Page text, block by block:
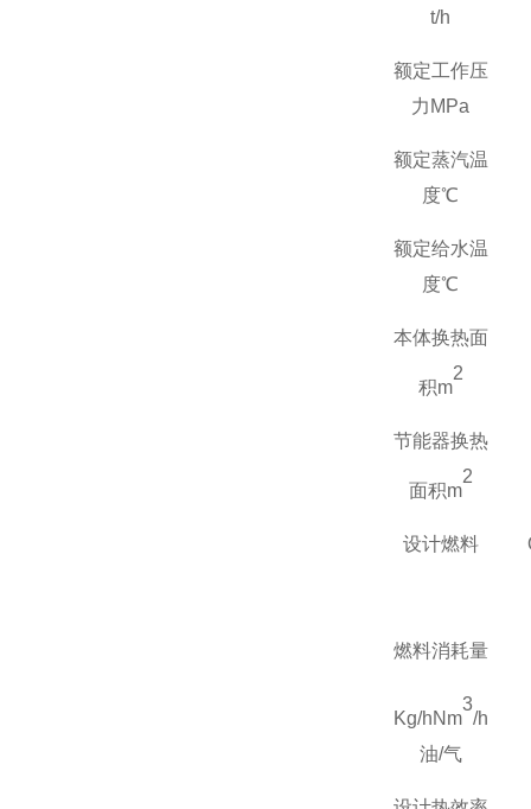
t/h
额定工作压
力 MPa
额定蒸汽温
度℃
额定给水温
度℃
本体换热面
积m
2
节能器换热
面积m
2
设计燃料
燃料消耗量
Kg/hNm
3
/h
油/气